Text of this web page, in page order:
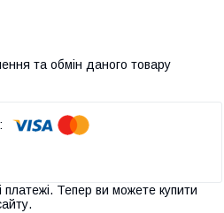
та обмін даного товару
платежі. Тепер ви можете купити